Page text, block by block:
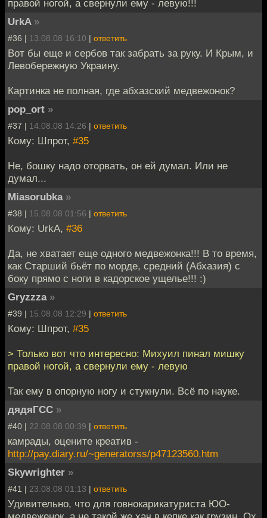
правой ногой, а свернули ему - левую!!!
UrkA »
#36 | 13.08.08 16:10 | ответить
Вот бы еще и сербов так забрать за руку. И Крым, и
Левобережную Украину.
Картинка не полная, где абхазский медвежонок?
pop_ort »
#37 | 14.08.08 14:26 | ответить
Кому: Шпрот, #35
Не, бошку надо оторвать, он ей думал. Или не
думал...
Miasorubka »
#38 | 15.08.08 01:56 | ответить
Кому: UrkA, #36
Да, не хватает еще одного медвежонка!!! В то время,
как Старший бьёт по морде, средний (Абхазия) с
боку прямо с ноги в кадорское ущелье!!! :)
Gryzzza »
#39 | 15.08.08 12:29 | ответить
Кому: Шпрот, #35
> Только вот что интересно: Михуил пинал мишку
правой ногой, а свернули ему - левую
Так ему в опорную ногу и стукнули. Всё по науке.
дядяГСС »
#40 | 22.08.08 00:39 | ответить
камрады, оцените креатив -
http://pay.diary.ru/~generatorss/p47123560.htm
Skywrighter »
#41 | 23.08.08 01:13 | ответить
Удивительно, что для говнокарикатуриста ЮО-